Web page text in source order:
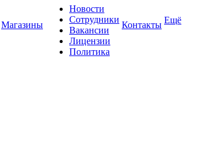
Магазины
Новости
Сотрудники
Вакансии
Лицензии
Политика
Контакты Ещё